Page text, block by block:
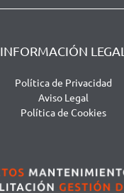
INFORMACIÓN LEGAL
Política de Privacidad
Aviso Legal
Política de Cookies